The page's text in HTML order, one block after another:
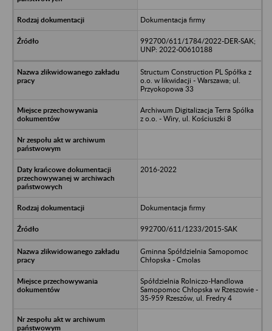
Dokumentacja firmy
992700/611/1784/2022-DER-SAK;
UNP: 2022-00610188
Structum Construction PL Spółka z
o.o. w likwidacji - Warszawa; ul.
Przyokopowa 33
Archiwum Digitalizacja Terra Spólka
z o.o. - Wiry, ul. Kościuszki 8
2016-2022
Dokumentacja firmy
992700/611/1233/2015-SAK
Gminna Spółdzielnia Samopomoc
Chłopska - Cmolas
Spółdzielnia Rolniczo-Handlowa
Samopomoc Chłopska w Rzeszowie -
35-959 Rzeszów, ul. Fredry 4